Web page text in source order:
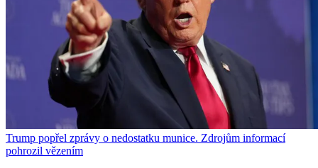
Trump popřel zprávy o nedostatku munice. Zdrojům informací
pohrozil vězením